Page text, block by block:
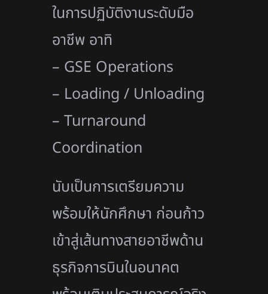
ในการปฏิบัติงานระดับมือ
อาชีพ อาทิ
– GSE Operations
– Loading / Unloading
– Turnaround
Coordination
นับเป็นการเตรียมความ
พร้อมให้นักศึกษา ก่อนก้าว
เข้าสู่เส้นทางสายอาชีพด้าน
ธุรกิจการบินในอนาคต